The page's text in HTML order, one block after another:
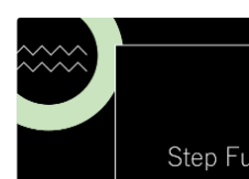
プログラミング
ビジネス